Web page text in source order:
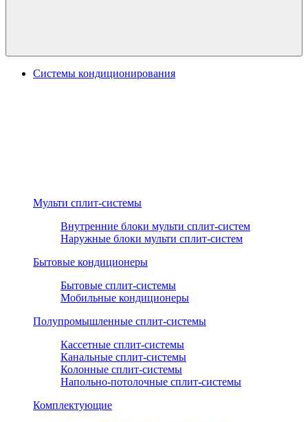
Системы кондиционирования
Мульти сплит-системы
Внутренние блоки мульти сплит-систем
Наружные блоки мульти сплит-систем
Бытовые кондиционеры
Бытовые сплит-системы
Мобильные кондиционеры
Полупромышленные сплит-системы
Кассетные сплит-системы
Канальные сплит-системы
Колонные сплит-системы
Напольно-потолочные сплит-системы
Комплектующие